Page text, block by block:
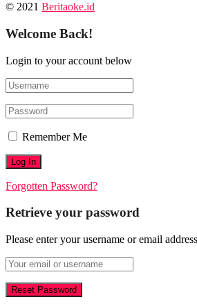
© 2021 Beritaoke.id
Welcome Back!
Login to your account below
Remember Me
Forgotten Password?
Retrieve your password
Please enter your username or email